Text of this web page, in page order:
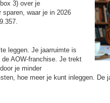
3) over je
waar je in 2026
leggen. Je jaarruimte is
AOW-franchise. Je trekt
je minder
hoe meer je kunt inleggen. De